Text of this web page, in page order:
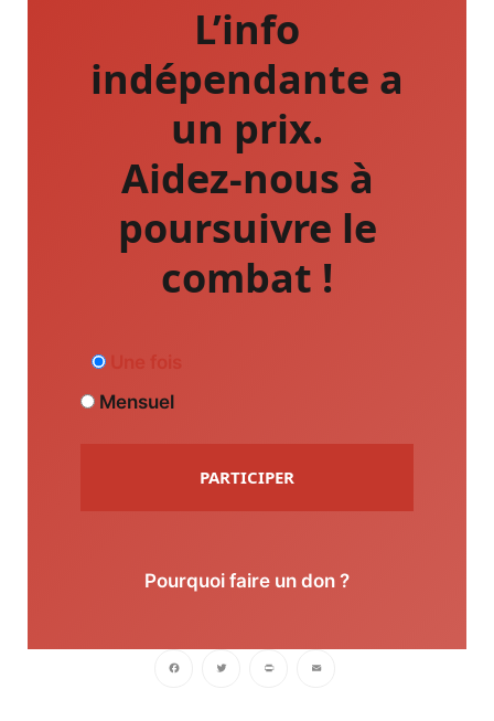
L’info
indépendante a
un prix.
Aidez-nous à
poursuivre le
combat !
Mensuel
PARTICIPER
Pourquoi faire un don ?